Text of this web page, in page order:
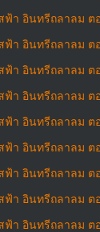
ฟ้า อินทรีถลาลม
ฟ้า อินทรีถลาลม
ฟ้า อินทรีถลาลม
ฟ้า อินทรีถลาลม
ฟ้า อินทรีถลาลม
ฟ้า อินทรีถลาลม
ฟ้า อินทรีถลาลม
ฟ้า อินทรีถลาลม
ฟ้า อินทรีถลาลม